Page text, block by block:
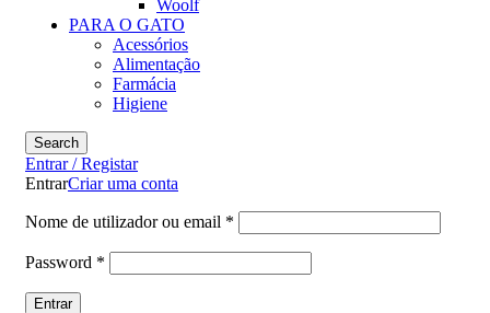
Woolf
PARA O GATO
Acessórios
Alimentação
Farmácia
Higiene
Search
Entrar / Registar
EntrarCriar uma conta
Nome de utilizador ou email *
Password *
Entrar